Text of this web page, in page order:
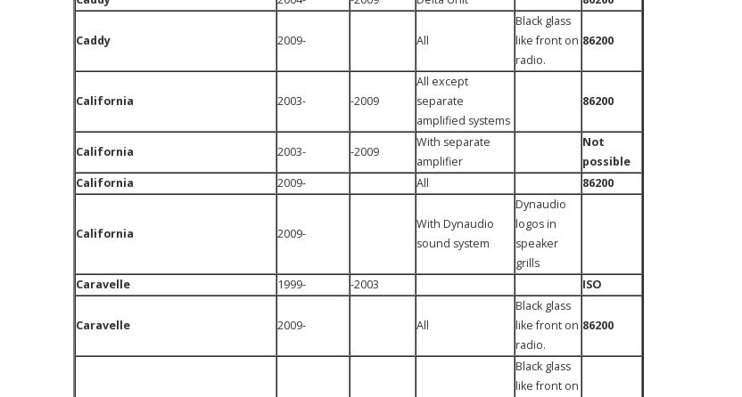
Caddy 2009- All
Black glass
like front on
radio.
86200
California 2003- -2009
All except
separate
amplified systems
86200
California 2003- -2009
With separate
amplifier
Not
possible
California
2009- All 86200
California 2009-
With Dynaudio
sound system
Dynaudio
logos in
speaker
grills
Caravelle
1999- -2003 ISO
Caravelle 2009- All
Black glass
like front on
radio.
86200
Black glass
like front on